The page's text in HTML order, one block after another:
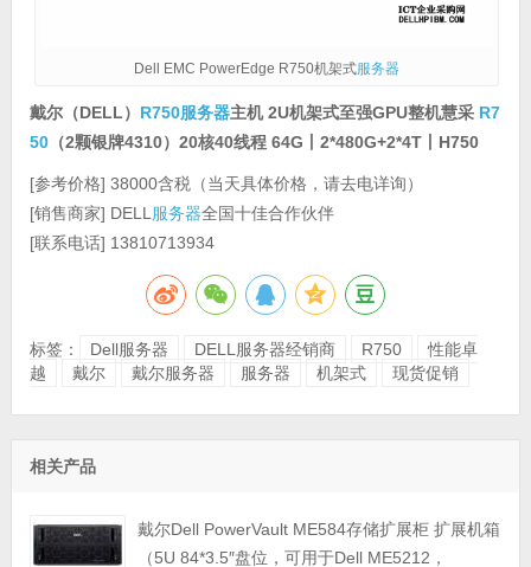
Dell EMC PowerEdge R750机架式服务器
戴尔（DELL） R750服务器主机 2U机架式至强GPU整机慧采 R7
50（2颗银牌4310）20核40线程 64G丨2*480G+2*4T丨H750
[参考价格] 38000含税（当天具体价格，请去电详询）
[销售商家] DELL 服务器全国十佳合作伙伴
[联系电话] 13810713934
标签： Dell服务器 DELL服务器经销商 R750
性能卓
越
戴尔 戴尔服务器 服务器 机架式 现货促销
相关产品
戴尔Dell PowerVault ME584存储扩展柜 扩展机箱
（5U 84*3.5″盘位，可用于Dell ME5212，